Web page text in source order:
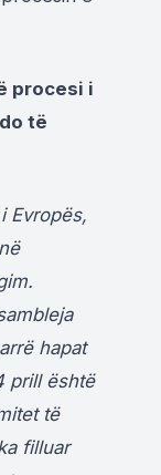
procesi i
të
Evropës,
hapat
prill është
të
filluar